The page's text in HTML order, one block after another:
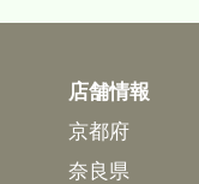
店舗情報
京都府
奈良県